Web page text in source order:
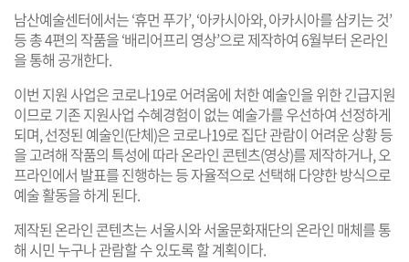
남산예술센터에서는 ‘휴먼 푸가’, ‘아카시아와, 아카시아를 삼키는 것’
등 총 4편의 작품을 ‘배리어프리 영상’으로 제작하여 6월부터 온라인
을 통해 공개한다.
이번 지원 사업은 코로나19로 어려움에 처한 예술인을 위한 긴급지원
이므로 기존 지원사업 수혜경험이 없는 예술가를 우선하여 선정하게
되며, 선정된 예술인(단체)은 코로나19로 집단 관람이 어려운 상황 등
을 고려해 작품의 특성에 따라 온라인 콘텐츠(영상)를 제작하거나, 오
프라인에서 발표를 진행하는 등 자율적으로 선택해 다양한 방식으로
예술 활동을 하게 된다.
제작된 온라인 콘텐츠는 서울시와 서울문화재단의 온라인 매체를 통
해 시민 누구나 관람할 수 있도록 할 계획이다.